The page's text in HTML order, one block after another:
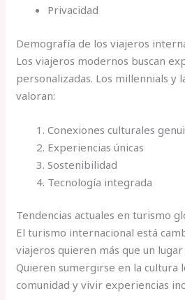
Privacidad
Demografía de los viajeros
Los viajeros modernos buscan
personalizadas. Los millennials y
valoran:
Conexiones culturales
Experiencias únicas
Sostenibilidad
Tecnología integrada
Tendencias actuales en turismo
El turismo internacional está
viajeros quieren más que un
Quieren sumergirse en la cultura
comunidad y vivir experiencias